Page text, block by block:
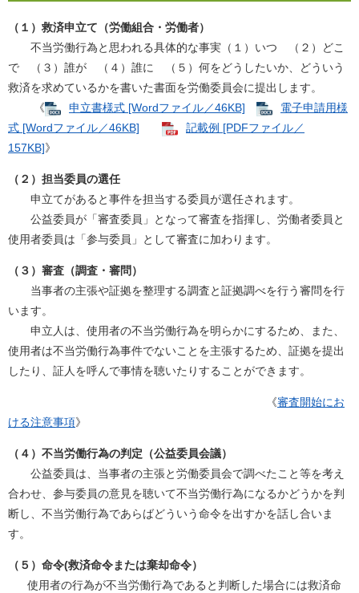
（１）救済申立て（労働組合・労働者）
不当労働行為と思われる具体的な事実（１）いつ （２）どこ
で （３）誰が （４）誰に （５）何をどうしたいか、どういう
救済を求めているかを書いた書面を労働委員会に提出します。
《
申立書様式 [Wordファイル／46KB]
電子申請用様
式 [Wordファイル／46KB]
記載例 [PDFファイル／
157KB]》
（２）担当委員の選任
申立てがあると事件を担当する委員が選任されます。
公益委員が「審査委員」となって審査を指揮し、労働者委員と
使用者委員は「参与委員」として審査に加わります。
（３）審査（調査・審問）
当事者の主張や証拠を整理する調査と証拠調べを行う審問を行
います。
申立人は、使用者の不当労働行為を明らかにするため、また、
使用者は不当労働行為事件でないことを主張するため、証拠を提出
したり、証人を呼んで事情を聴いたりすることができます。
《審査開始にお
ける注意事項》
（４）不当労働行為の判定（公益委員会議）
公益委員は、当事者の主張と労働委員会で調べたこと等を考え
合わせ、参与委員の意見を聴いて不当労働行為になるかどうかを判
断し、不当労働行為であらばどういう命令を出すかを話し合いま
す。
（５）命令(救済命令または棄却命令）
使用者の行為が不当労働行為であると判断した場合には救済命